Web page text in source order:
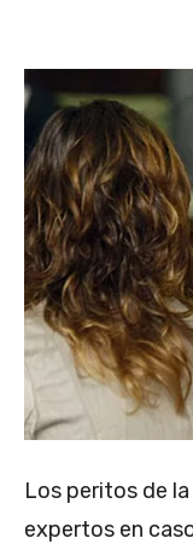
Los peritos de
expertos en